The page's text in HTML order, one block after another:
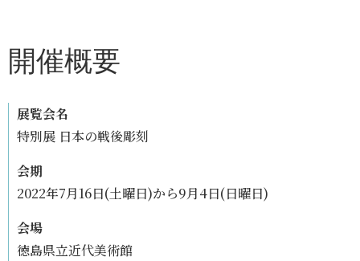
開催概要
展覧会名
特別展 日本の戦後彫刻
会期
2022年7月16日(土曜日)から9月4日(日曜日)
会場
徳島県立近代美術館